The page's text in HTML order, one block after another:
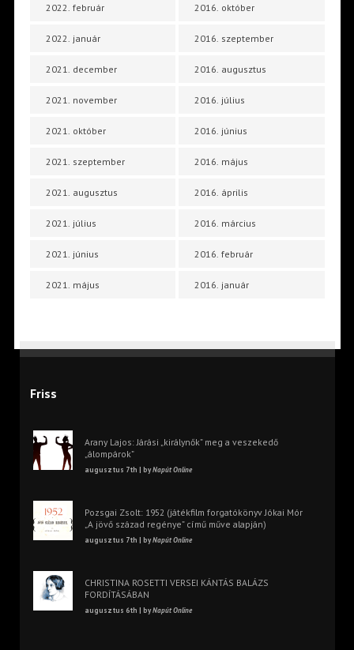
2022. február
2022. január
2021. december
2021. november
2021. október
2021. szeptember
2021. augusztus
2021. július
2021. június
2021. május
2016. október
2016. szeptember
2016. augusztus
2016. július
2016. június
2016. május
2016. április
2016. március
2016. február
2016. január
Friss
Arany Lajos: Járási „királynők” meg a veszekedő
„álompárok”
augusztus 7th | byNapút Online
Pozsgai Zsolt: 1952 (játékfilm forgatókönyv Jókai Mór
„A jövő század regénye” című műve alapján)
augusztus 7th | byNapút Online
CHRISTINA ROSETTI VERSEI KÁNTÁS BALÁZS
FORDÍTÁSÁBAN
augusztus 6th | byNapút Online